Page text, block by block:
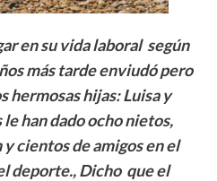
en su vida laboral según
más tarde enviudó pero
hermosas hijas: Luisa y
han dado ocho nietos,
cientos de amigos en el
deporte., Dicho que el